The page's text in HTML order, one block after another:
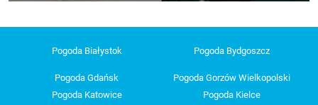
Pogoda Białystok Pogoda Bydgoszcz
Pogoda Gdańsk
Pogoda Gorzów Wielkopolski
Pogoda Katowice
Pogoda Kielce